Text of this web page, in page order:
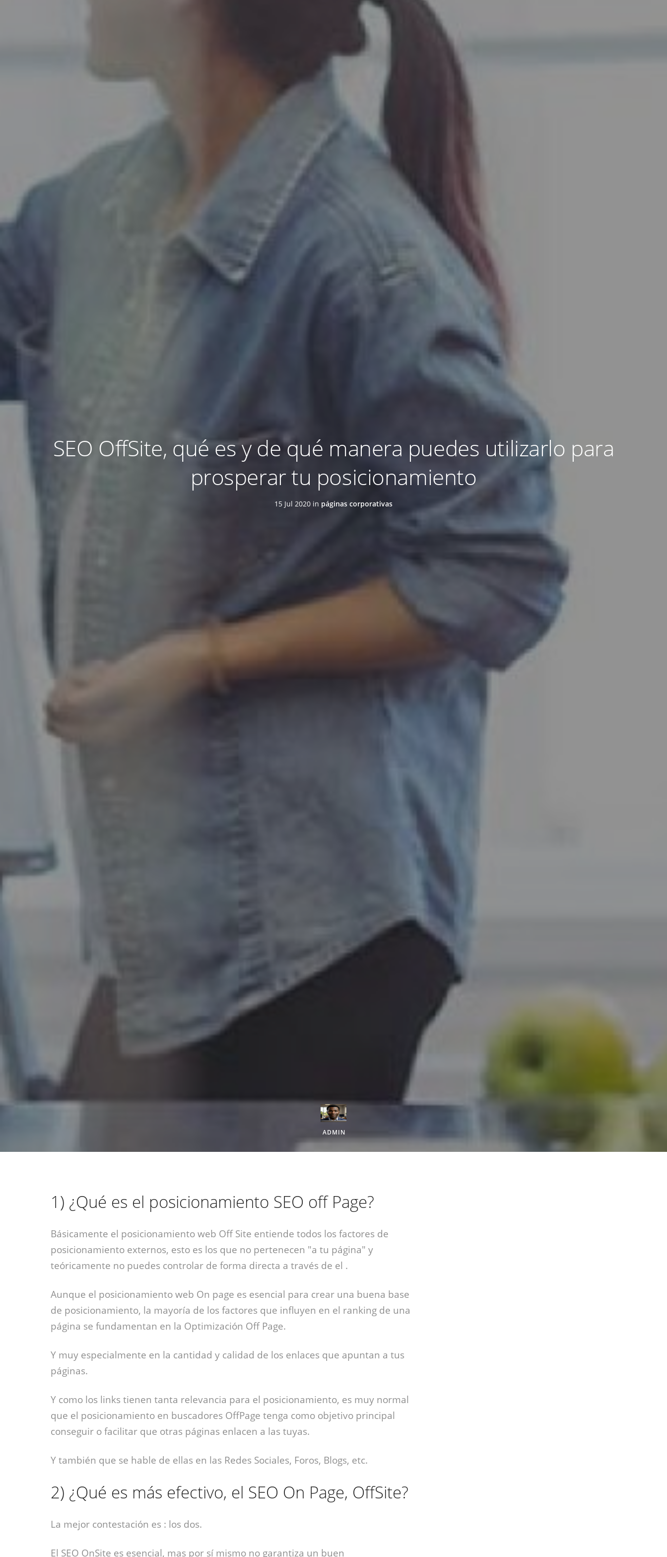
SEO OffSite, qué es y de qué manera puedes utilizarlo para
prosperar tu posicionamiento
15 Jul 2020 in páginas corporativas
ADMIN
1) ¿Qué es el posicionamiento SEO off Page?
Básicamente el posicionamiento web Off Site entiende todos los factores de
posicionamiento externos, esto es los que no pertenecen "a tu página" y
teóricamente no puedes controlar de forma directa a través de el .
Aunque el posicionamiento web On page es esencial para crear una buena base
de posicionamiento, la mayoría de los factores que influyen en el ranking de una
página se fundamentan en la Optimización Off Page.
Y muy especialmente en la cantidad y calidad de los enlaces que apuntan a tus
páginas.
Y como los links tienen tanta relevancia para el posicionamiento, es muy normal
que el posicionamiento en buscadores OffPage tenga como objetivo principal
conseguir o facilitar que otras páginas enlacen a las tuyas.
Y también que se hable de ellas en las Redes Sociales, Foros, Blogs, etc.
2) ¿Qué es más efectivo, el SEO On Page, OffSite?
La mejor contestación es : los dos.
El SEO OnSite es esencial, mas por sí mismo no garantiza un buen